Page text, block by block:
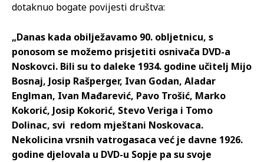
dotaknuo bogate povijesti društva:
„Danas kada obilježavamo 90. obljetnicu, s
ponosom se možemo prisjetiti osnivača DVD-a
Noskovci. Bili su to daleke 1934. godine učitelj Mijo
Bosnaj, Josip Rašperger, Ivan Godan, Aladar
Englman, Ivan Mađarević, Pavo Trošić, Marko
Kokorić, Josip Kokorić, Stevo Veriga i Tomo
Dolinac, svi redom mještani Noskovaca.
Nekolicina vrsnih vatrogasaca već je davne 1926.
godine djelovala u DVD-u Sopje pa su svoje